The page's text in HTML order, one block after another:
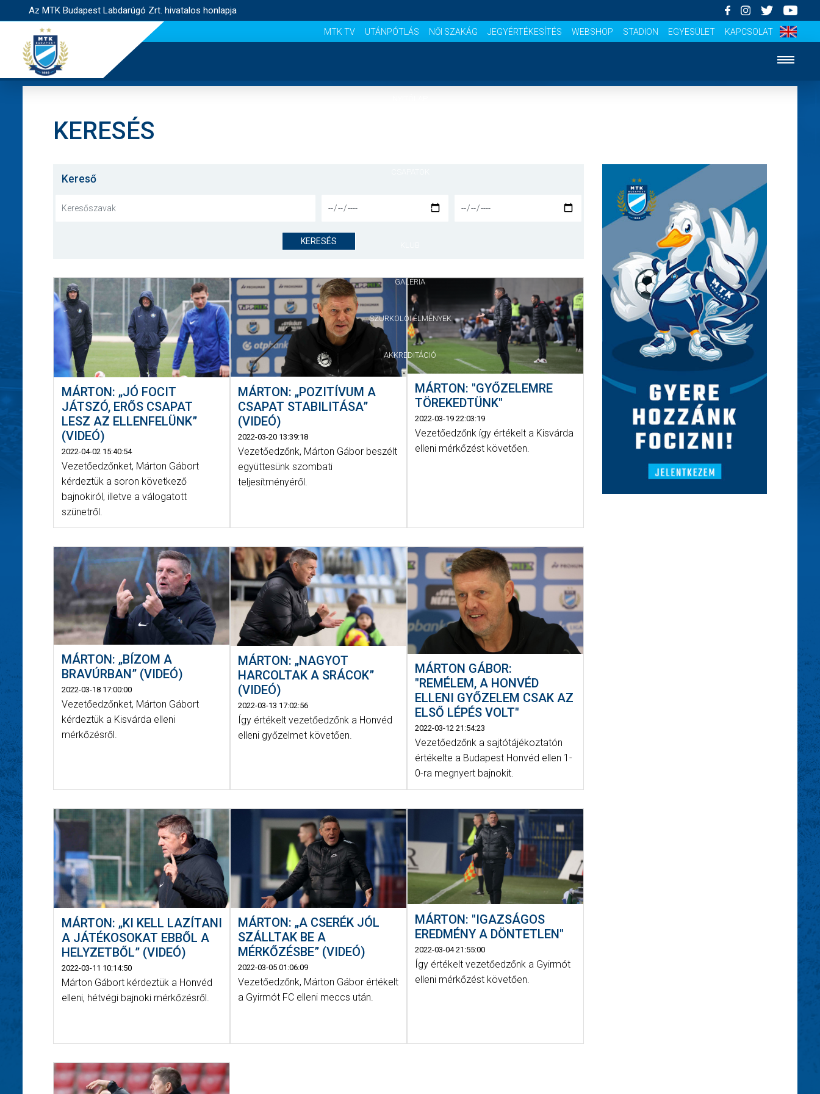
Az MTK Budapest Labdarúgó Zrt. hivatalos honlapja
MTK TV UTÁNPÓTLÁS NŐI SZAKÁG JEGYÉRTÉKESÍTÉS WEBSHOP STADION EGYESÜLET KAPCSOLAT
MÉRKŐZÉSEK
GALÉRIA
SZURKOLÓI ÉLMÉNYEK
AKKREDITÁCIÓ
KERESÉS
Kereső
KERESÉS
MÁRTON: „JÓ FOCIT
JÁTSZÓ, ERŐS CSAPAT
LESZ AZ ELLENFELÜNK”
(VIDEÓ)
2022-04-02 15:40:54
Vezetőedzőnket, Márton Gábort
kérdeztük a soron következő
bajnokiról, illetve a válogatott
szünetről.
MÁRTON: „POZITÍVUM A
CSAPAT STABILITÁSA”
(VIDEÓ)
2022-03-20 13:39:18
Vezetőedzőnk, Márton Gábor beszélt
együttesünk szombati
teljesítményéről.
MÁRTON: "GYŐZELEMRE
TÖREKEDTÜNK"
2022-03-19 22:03:19
Vezetőedzőnk így értékelt a Kisvárda
elleni mérkőzést követően.
MÁRTON: „BÍZOM A
BRAVÚRBAN” (VIDEÓ)
2022-03-18 17:00:00
Vezetőedzőnket, Márton Gábort
kérdeztük a Kisvárda elleni
mérkőzésről.
MÁRTON: „NAGYOT
HARCOLTAK A SRÁCOK”
(VIDEÓ)
2022-03-13 17:02:56
Így értékelt vezetőedzőnk a Honvéd
elleni győzelmet követően.
MÁRTON GÁBOR:
"REMÉLEM, A HONVÉD
ELLENI GYŐZELEM CSAK AZ
ELSŐ LÉPÉS VOLT"
2022-03-12 21:54:23
Vezetőedzőnk a sajtótájékoztatón
értékelte a Budapest Honvéd ellen 1-
0-ra megnyert bajnokit.
MÁRTON: „KI KELL LAZÍTANI
A JÁTÉKOSOKAT EBBŐL A
HELYZETBŐL” (VIDEÓ)
2022-03-11 10:14:50
Márton Gábort kérdeztük a Honvéd
elleni, hétvégi bajnoki mérkőzésről.
MÁRTON: „A CSERÉK JÓL
SZÁLLTAK BE A
MÉRKŐZÉSBE” (VIDEÓ)
2022-03-05 01:06:09
Vezetőedzőnk, Márton Gábor értékelt
a Gyirmót FC elleni meccs után.
MÁRTON: "IGAZSÁGOS
EREDMÉNY A DÖNTETLEN"
2022-03-04 21:55:00
Így értékelt vezetőedzőnk a Gyirmót
elleni mérkőzést követően.